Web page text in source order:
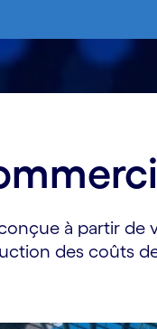
à partir de
des coûts